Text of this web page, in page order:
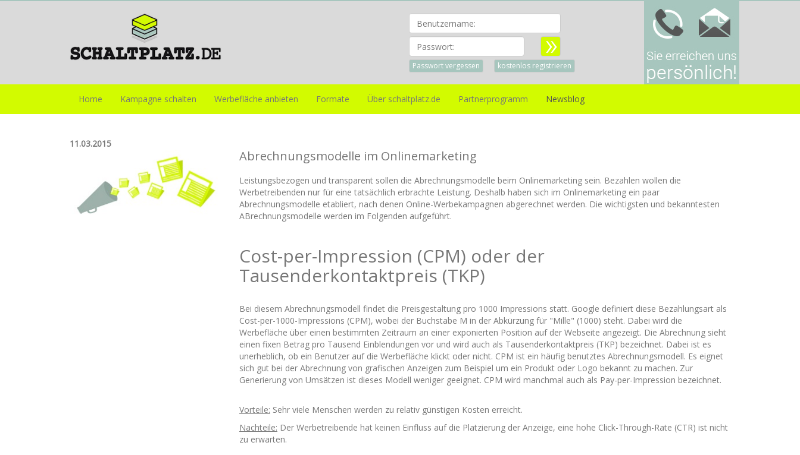
Passwort:
Passwort vergessen kostenlos registrieren
Home Kampagne schalten Werbefläche anbieten Formate Über schaltplatz.de Partnerprogramm Newsblog
11.03.2015
Abrechnungsmodelle im Onlinemarketing
Leistungsbezogen und transparent sollen die Abrechnungsmodelle beim Onlinemarketing sein. Bezahlen wollen die
Werbetreibenden nur für eine tatsächlich erbrachte Leistung. Deshalb haben sich im Onlinemarketing ein paar
Abrechnungsmodelle etabliert, nach denen Online-Werbekampagnen abgerechnet werden. Die wichtigsten und bekanntesten
ABrechnungsmodelle werden im Folgenden aufgeführt.
Cost-per-Impression (CPM) oder der
Tausenderkontaktpreis (TKP)
Bei diesem Abrechnungsmodell findet die Preisgestaltung pro 1000 Impressions statt. Google definiert diese Bezahlungsart als
Cost-per-1000-Impressions (CPM), wobei der Buchstabe M in der Abkürzung für "Mille" (1000) steht. Dabei wird die
Werbefläche über einen bestimmten Zeitraum an einer exponierten Position auf der Webseite angezeigt. Die Abrechnung sieht
einen fixen Betrag pro Tausend Einblendungen vor und wird auch als Tausenderkontaktpreis (TKP) bezeichnet. Dabei ist es
unerheblich, ob ein Benutzer auf die Werbefläche klickt oder nicht. CPM ist ein häufig benutztes Abrechnungsmodell. Es eignet
sich gut bei der Abrechnung von grafischen Anzeigen zum Beispiel um ein Produkt oder Logo bekannt zu machen. Zur
Generierung von Umsätzen ist dieses Modell weniger geeignet. CPM wird manchmal auch als Pay-per-Impression bezeichnet.
Vorteile: Sehr viele Menschen werden zu relativ günstigen Kosten erreicht.
Nachteile: Der Werbetreibende hat keinen Einfluss auf die Platzierung der Anzeige, eine hohe Click-Through-Rate (CTR) ist nicht
zu erwarten.